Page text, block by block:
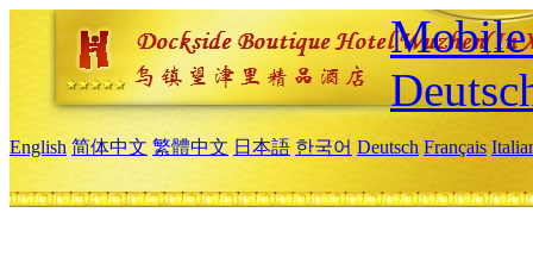
Mobile
English 简体中文 繁體中文 日本語 한국어 Deutsch Français